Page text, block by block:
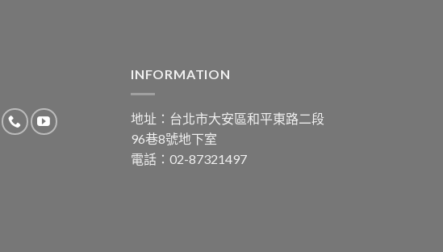
INFORMATION
地址：台北市大安區和平東路二段
96巷8號地下室
電話：02-87321497